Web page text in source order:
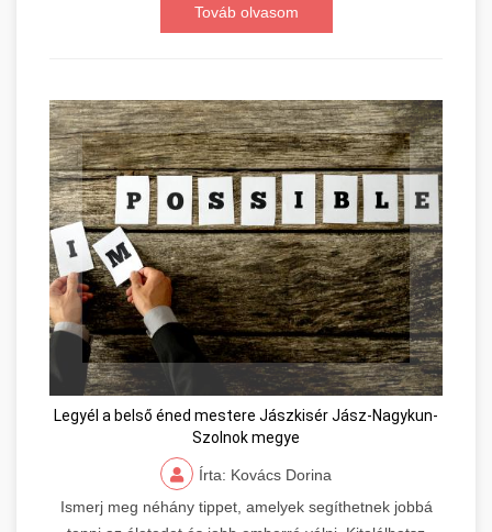
Továb olvasom
Legyél a belső éned mestere Jászkisér Jász-Nagykun-
Szolnok megye
Írta: Kovács Dorina
Ismerj meg néhány tippet, amelyek segíthetnek jobbá